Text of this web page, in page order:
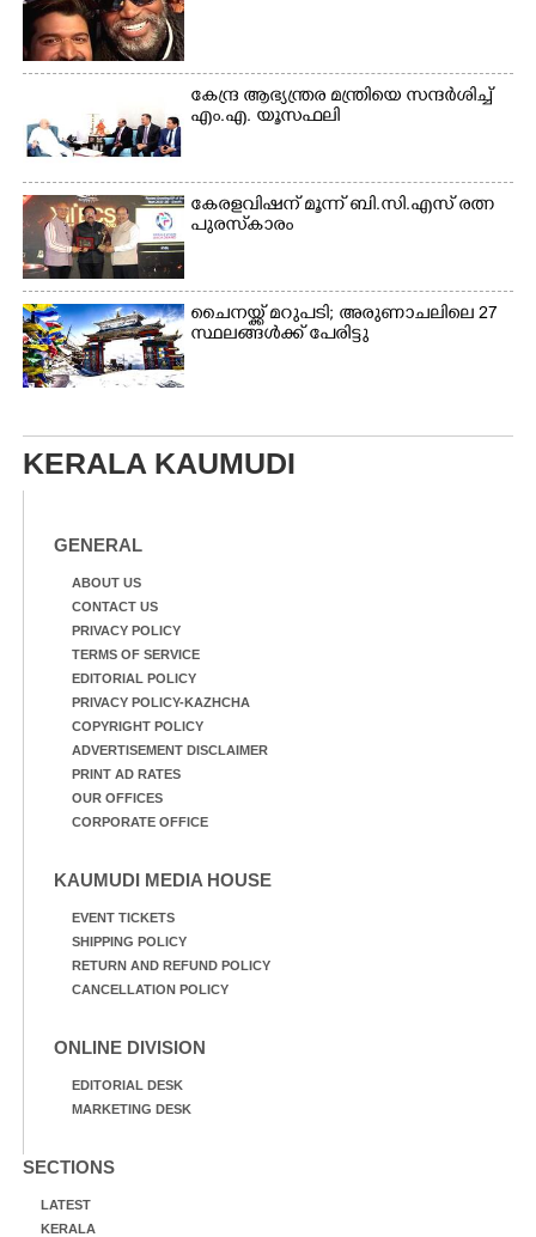
കേന്ദ്ര ആഭ്യന്ത്രര മന്ത്രിയെ സന്ദർശിച്ച്
എം.എ. യൂസഫലി
കേരളവിഷന് മൂന്ന് ബി.സി.എസ് രത്ന
പുരസ്‌കാരം
ചൈനയ്ക്ക് മറുപടി; അരുണാചലിലെ 27
സ്ഥലങ്ങൾക്ക് പേരിട്ടു
KERALA KAUMUDI
GENERAL
ABOUT US
CONTACT US
PRIVACY POLICY
TERMS OF SERVICE
EDITORIAL POLICY
PRIVACY POLICY-KAZHCHA
COPYRIGHT POLICY
ADVERTISEMENT DISCLAIMER
PRINT AD RATES
OUR OFFICES
CORPORATE OFFICE
KAUMUDI MEDIA HOUSE
EVENT TICKETS
SHIPPING POLICY
RETURN AND REFUND POLICY
CANCELLATION POLICY
ONLINE DIVISION
EDITORIAL DESK
MARKETING DESK
SECTIONS
LATEST
KERALA